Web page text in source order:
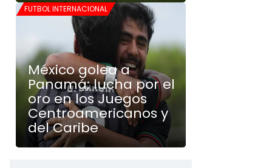
FUTBOL INTERNACIONAL
México golea a
Panamá; lucha por el
oro en los Juegos
Centroamericanos y
del Caribe